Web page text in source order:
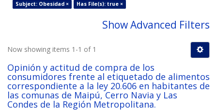
Subject: Obesidad ×
Has File(s): true ×
Show Advanced Filters
Now showing items 1-1 of 1
Opinión y actitud de compra de los
consumidores frente al etiquetado de alimentos
correspondiente a la ley 20.606 en habitantes de
las comunas de Maipú, Cerro Navia y Las
Condes de la Región Metropolitana.